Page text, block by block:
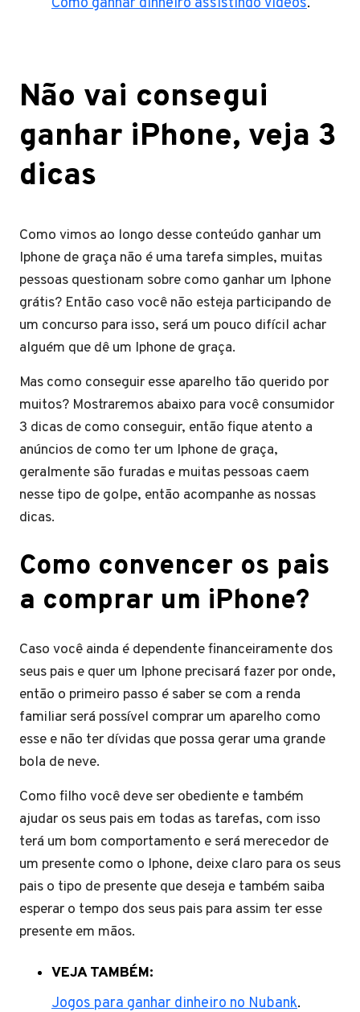
Não vai consegui
ganhar iPhone, veja 3
dicas
Como vimos ao longo desse conteúdo ganhar um
Iphone de graça não é uma tarefa simples, muitas
pessoas questionam sobre como ganhar um Iphone
grátis? Então caso você não esteja participando de
um concurso para isso, será um pouco difícil achar
alguém que dê um Iphone de graça.
Mas como conseguir esse aparelho tão querido por
muitos? Mostraremos abaixo para você consumidor
3 dicas de como conseguir, então fique atento a
anúncios de como ter um Iphone de graça,
geralmente são furadas e muitas pessoas caem
nesse tipo de golpe, então acompanhe as nossas
dicas.
Como convencer os pais
a comprar um iPhone?
Caso você ainda é dependente financeiramente dos
seus pais e quer um Iphone precisará fazer por onde,
então o primeiro passo é saber se com a renda
familiar será possível comprar um aparelho como
esse e não ter dívidas que possa gerar uma grande
bola de neve.
Como filho você deve ser obediente e também
ajudar os seus pais em todas as tarefas, com isso
terá um bom comportamento e será merecedor de
um presente como o Iphone, deixe claro para os seus
pais o tipo de presente que deseja e também saiba
esperar o tempo dos seus pais para assim ter esse
presente em mãos.
VEJA TAMBÉM:
Jogos para ganhar dinheiro no Nubank.